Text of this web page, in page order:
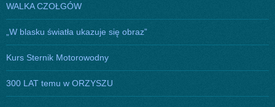
WALKA CZOŁGÓW
„W blasku światła ukazuje się obraz”
Kurs Sternik Motorowodny
300 LAT temu w ORZYSZU